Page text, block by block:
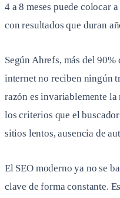
4 a 8 meses puede colocar
con resultados que duran
Según Ahrefs, más del 90%
internet no reciben ningún
razón es invariablemente
los criterios que el
sitios lentos, ausencia de
El SEO moderno ya no se
clave de forma constante.